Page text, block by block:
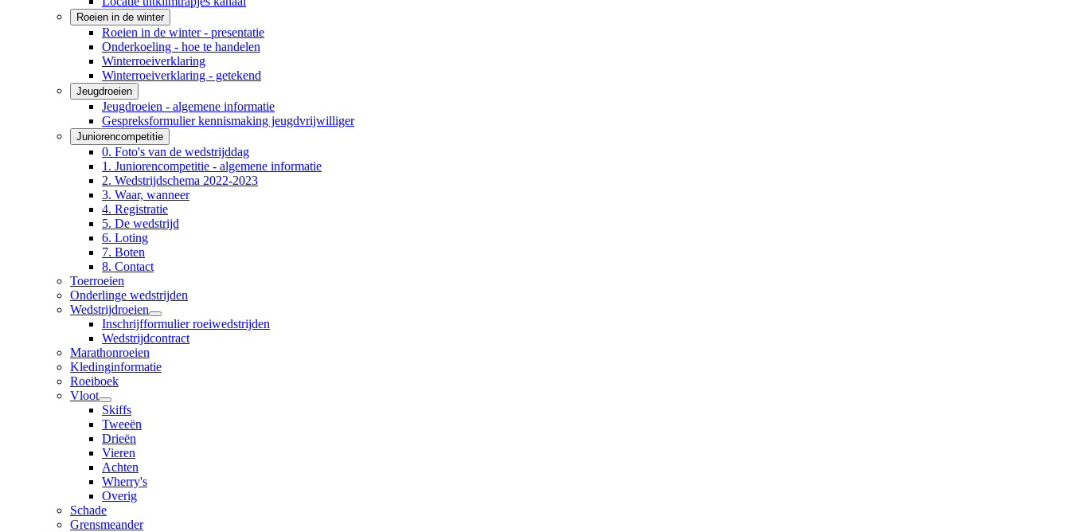
Roeien in de winter
Roeien in de winter - presentatie
Onderkoeling - hoe te handelen
Winterroeiverklaring
Winterroeiverklaring - getekend
Jeugdroeien
Jeugdroeien - algemene informatie
Gespreksformulier kennismaking jeugdvrijwilliger
Juniorencompetitie
0. Foto's van de wedstrijddag
1. Juniorencompetitie - algemene informatie
2. Wedstrijdschema 2022-2023
3. Waar, wanneer
4. Registratie
5. De wedstrijd
6. Loting
7. Boten
8. Contact
Toerroeien
Onderlinge wedstrijden
Wedstrijdroeien
Inschrijfformulier roeiwedstrijden
Wedstrijdcontract
Marathonroeien
Kledinginformatie
Roeiboek
Vloot
Skiffs
Tweeën
Drieën
Vieren
Achten
Wherry's
Overig
Schade
Grensmeander